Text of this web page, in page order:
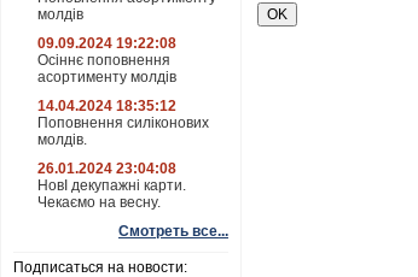
молдів
09.09.2024 19:22:08
Осіннє поповнення
асортименту молдів
14.04.2024 18:35:12
Поповнення силіконових
молдів.
26.01.2024 23:04:08
НовІ декупажні карти.
Чекаємо на весну.
Смотреть все...
Подписаться на новости: